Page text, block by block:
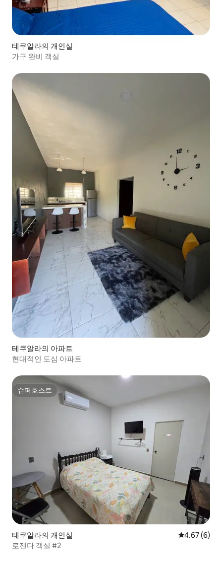
테쿠알라의 개인실
가구 완비 객실
테쿠알라의 아파트
현대적인 도심 아파트
슈퍼호스트
슈퍼호스트
테쿠알라의 개인실 평점 4.67점
4.67 (6)
로젠다 객실 #2